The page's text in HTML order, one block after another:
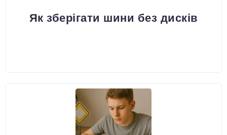
Як зберігати шини без дисків